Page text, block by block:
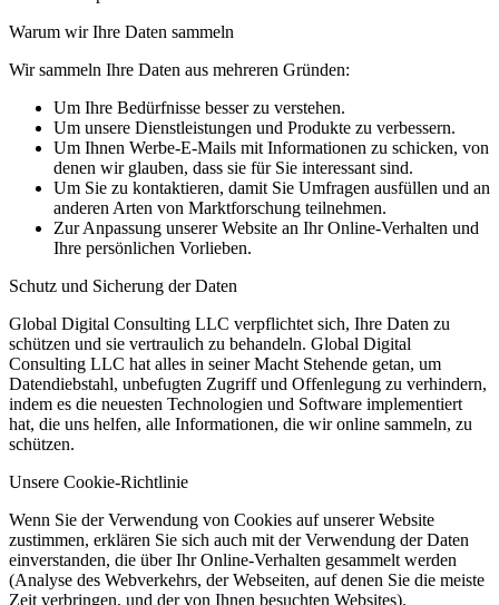
Warum wir Ihre Daten sammeln
Wir sammeln Ihre Daten aus mehreren Gründen:
Um Ihre Bedürfnisse besser zu verstehen.
Um unsere Dienstleistungen und Produkte zu verbessern.
Um Ihnen Werbe-E-Mails mit Informationen zu schicken, von
denen wir glauben, dass sie für Sie interessant sind.
Um Sie zu kontaktieren, damit Sie Umfragen ausfüllen und an
anderen Arten von Marktforschung teilnehmen.
Zur Anpassung unserer Website an Ihr Online-Verhalten und
Ihre persönlichen Vorlieben.
Schutz und Sicherung der Daten
Global Digital Consulting LLC verpflichtet sich, Ihre Daten zu
schützen und sie vertraulich zu behandeln. Global Digital
Consulting LLC hat alles in seiner Macht Stehende getan, um
Datendiebstahl, unbefugten Zugriff und Offenlegung zu verhindern,
indem es die neuesten Technologien und Software implementiert
hat, die uns helfen, alle Informationen, die wir online sammeln, zu
schützen.
Unsere Cookie-Richtlinie
Wenn Sie der Verwendung von Cookies auf unserer Website
zustimmen, erklären Sie sich auch mit der Verwendung der Daten
einverstanden, die über Ihr Online-Verhalten gesammelt werden
(Analyse des Webverkehrs, der Webseiten, auf denen Sie die meiste
Zeit verbringen, und der von Ihnen besuchten Websites).